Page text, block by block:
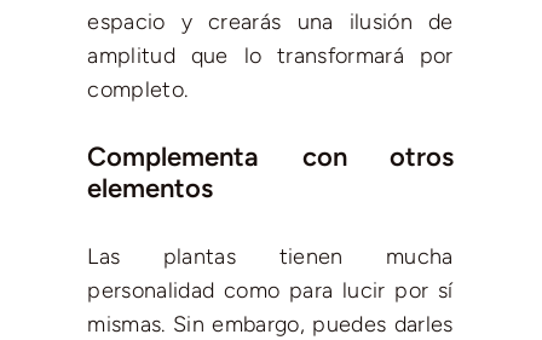
espacio y crearás una ilusión de
amplitud que lo transformará por
completo.
Complementa con otros
elementos
Las plantas tienen mucha
personalidad como para lucir por sí
mismas. Sin embargo, puedes darles